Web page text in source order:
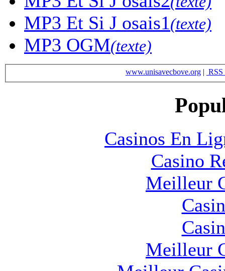
MP3 Et Si J osais1(texte)
MP3 OGM(texte)
www.unisavecbove.org | RSS
Casinos En
Casino
Meilleur
Meilleur